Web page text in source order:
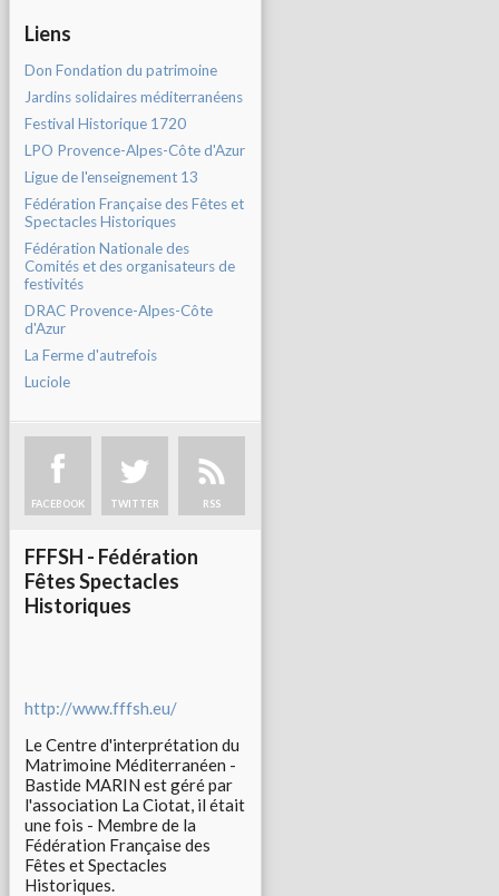
Liens
Don Fondation du patrimoine
Jardins solidaires méditerranéens
Festival Historique 1720
LPO Provence-Alpes-Côte d'Azur
Ligue de l'enseignement 13
Fédération Française des Fêtes et
Spectacles Historiques
Fédération Nationale des
Comités et des organisateurs de
festivités
DRAC Provence-Alpes-Côte
d'Azur
La Ferme d'autrefois
Luciole
FACEBOOK TWITTER RSS
FFFSH - Fédération
Fêtes Spectacles
Historiques
http://www.fffsh.eu/
Le Centre d'interprétation du
Matrimoine Méditerranéen -
Bastide MARIN est géré par
l'association La Ciotat, il était
une fois - Membre de la
Fédération Française des
Fêtes et Spectacles
Historiques.